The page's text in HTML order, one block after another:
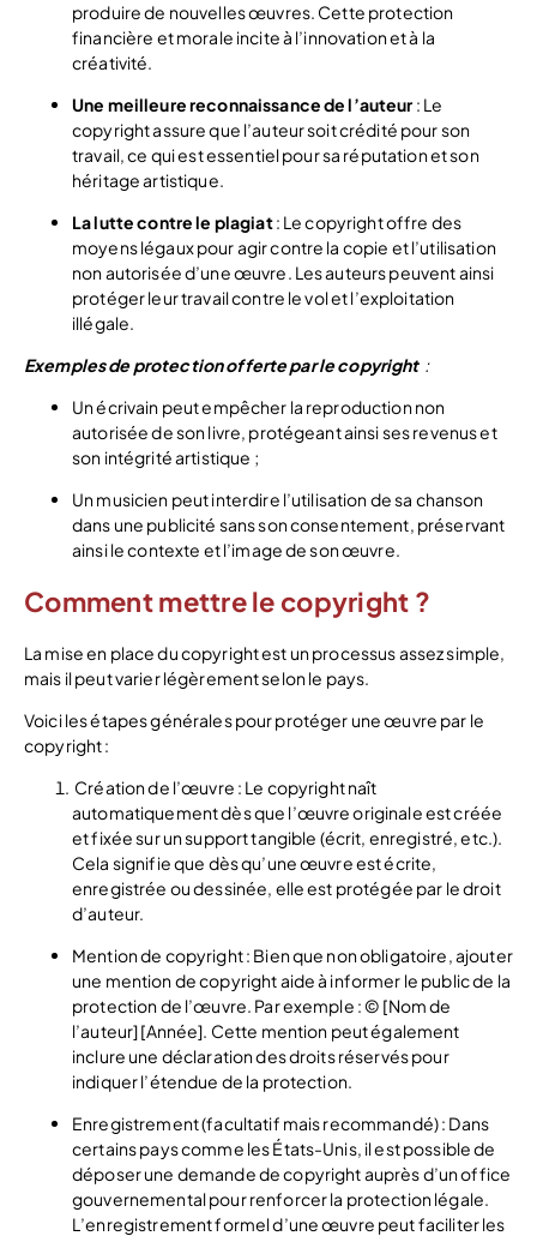
produire de nouvelles œuvres. Cette protection
financière et morale incite à l’innovation et à la
créativité.
Une meilleure reconnaissance de l’auteur : Le
copyright assure que l’auteur soit crédité pour son
travail, ce qui est essentiel pour sa réputation et son
héritage artistique.
La lutte contre le plagiat: Le copyright offre des
moyens légaux pour agir contre la copie et l’utilisation
non autorisée d’une œuvre. Les auteurs peuvent ainsi
protéger leur travail contre le vol et l’exploitation
illégale.
Exemples de protection offerte par le copyright:
Un écrivain peut empêcher la reproduction non
autorisée de son livre, protégeant ainsi ses revenus et
son intégrité artistique ;
Un musicien peut interdire l’utilisation de sa chanson
dans une publicité sans son consentement, préservant
ainsi le contexte et l’image de son œuvre.
Comment mettre le copyright ?
La mise en place du copyright est un processus assez simple,
mais il peut varier légèrement selon le pays.
Voici les étapes générales pour protéger une œuvre par le
copyright :
Création de l’œuvre : Le copyright naît
automatiquement dès que l’œuvre originale est créée
et fixée sur un support tangible (écrit, enregistré, etc.).
Cela signifie que dès qu’une œuvre est écrite,
enregistrée ou dessinée, elle est protégée par le droit
d’auteur.
Mention de copyright : Bien que non obligatoire, ajouter
une mention de copyright aide à informer le public de la
protection de l’œuvre. Par exemple : © [Nom de
l’auteur] [Année]. Cette mention peut également
inclure une déclaration des droits réservés pour
indiquer l’étendue de la protection.
Enregistrement (facultatif mais recommandé) : Dans
certains pays comme les États-Unis, il est possible de
déposer une demande de copyright auprès d’un office
gouvernemental pour renforcer la protection légale.
L’enregistrement formel d’une œuvre peut faciliter les